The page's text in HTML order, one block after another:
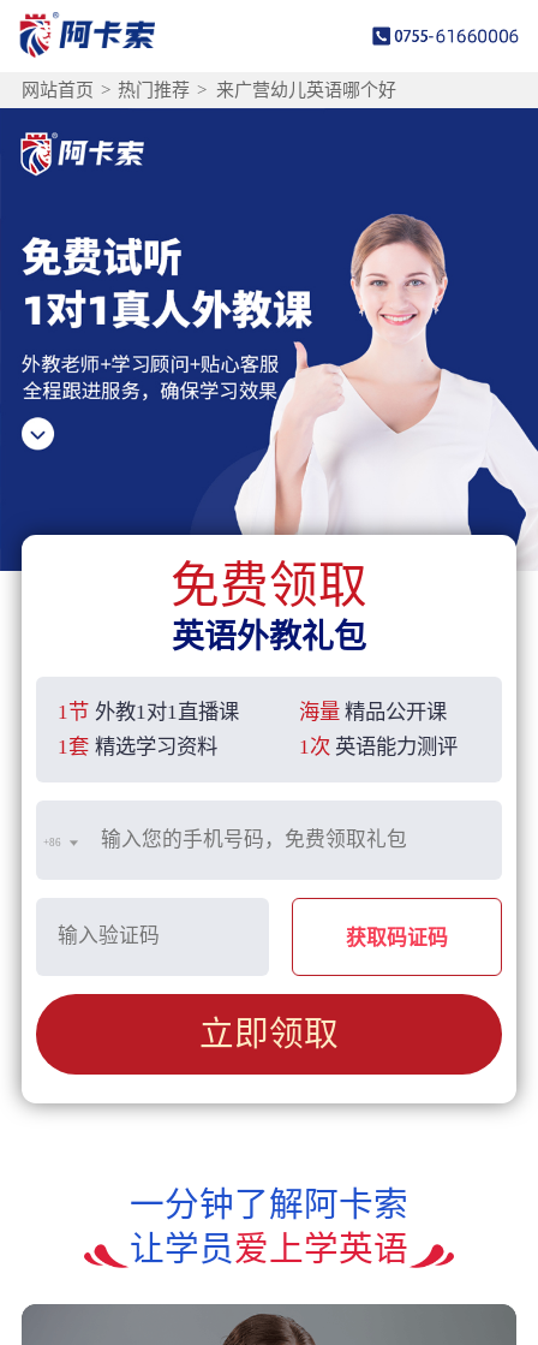
网站首页 > 热门推荐 > 来广营幼儿英语哪个好
免费领取
英语外教礼包
1节 外教1对1直播课 海量 精品公开课
1套 精选学习资料 1次 英语能力测评
+86
获取码证码
立即领取
一分钟了解阿卡索
让学员爱上学英语